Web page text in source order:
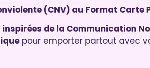
(CNV) au Format Carte
de la Communication
pour emporter partout avec